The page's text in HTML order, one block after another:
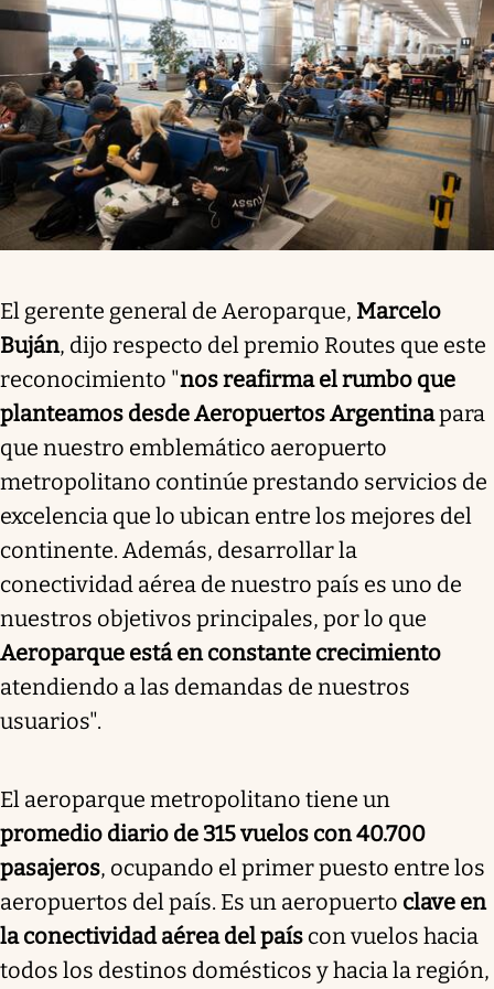
El gerente general de Aeroparque, Marcelo
Buján, dijo respecto del premio Routes que este
reconocimiento "nos reafirma el rumbo que
planteamos desde Aeropuertos Argentinapara
que nuestro emblemático aeropuerto
metropolitano continúe prestando servicios de
excelencia que lo ubican entre los mejores del
continente. Además, desarrollar la
conectividad aérea de nuestro país es uno de
nuestros objetivos principales, por lo que
Aeroparque está en constante crecimiento
atendiendo a las demandas de nuestros
usuarios".
El aeroparque metropolitano tiene un
promedio diario de 315 vuelos con 40.700
pasajeros, ocupando el primer puesto entre los
aeropuertos del país. Es un aeropuerto clave en
la conectividad aérea del país con vuelos hacia
todos los destinos domésticos y hacia la región,